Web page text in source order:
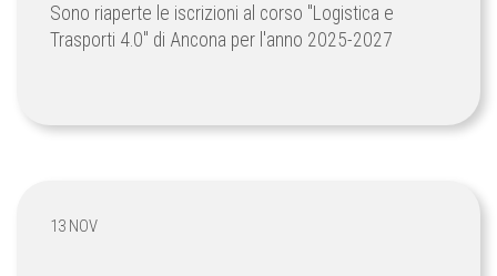
Sono riaperte le iscrizioni al corso "Logistica e
Trasporti 4.0" di Ancona per l'anno 2025-2027
13 NOV